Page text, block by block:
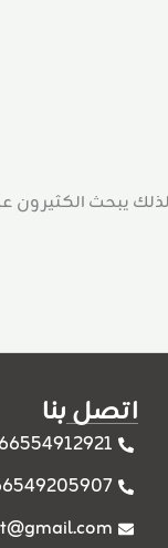
الأواخر . لذلك يبحث
اتصل بنا